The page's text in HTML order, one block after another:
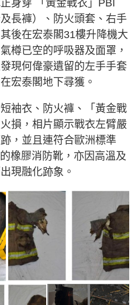
身穿 「黃金戰衣」PBI
長褲）、防火頭套、右手
後在宏泰閣31樓升降機大
樽已空的呼吸器及面罩，
現何偉豪遺留的左手手套
宏泰閣地下尋獲。
袖衣、防火褲、「黃金戰
損，相片顯示戰衣左臂嚴
，並且連符合歐洲標準
橡膠消防靴，亦因高溫及
現融化跡象。